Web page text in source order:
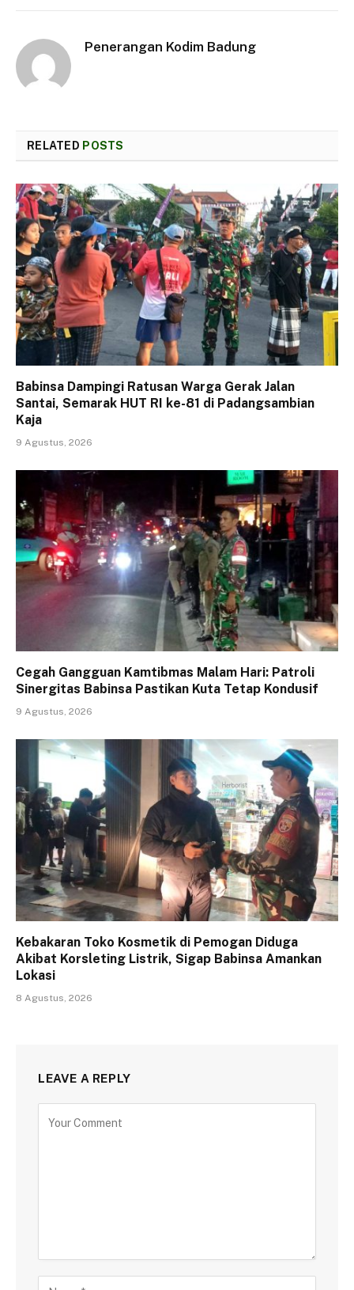
Penerangan Kodim Badung
RELATED POSTS
Babinsa Dampingi Ratusan Warga Gerak Jalan
Santai, Semarak HUT RI ke-81 di Padangsambian
Kaja
9 Agustus, 2026
Cegah Gangguan Kamtibmas Malam Hari: Patroli
Sinergitas Babinsa Pastikan Kuta Tetap Kondusif
9 Agustus, 2026
Kebakaran Toko Kosmetik di Pemogan Diduga
Akibat Korsleting Listrik, Sigap Babinsa Amankan
Lokasi
8 Agustus, 2026
LEAVE A REPLY